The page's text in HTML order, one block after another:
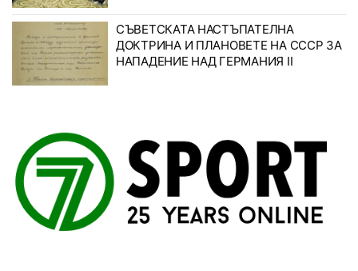
СЪВЕТСКАТА НАСТЪПАТЕЛНА
ДОКТРИНА И ПЛАНОВЕТЕ НА СССР ЗА
НАПАДЕНИЕ НАД ГЕРМАНИЯ II